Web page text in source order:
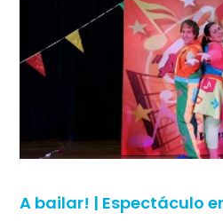
A bailar! | Espectáculo